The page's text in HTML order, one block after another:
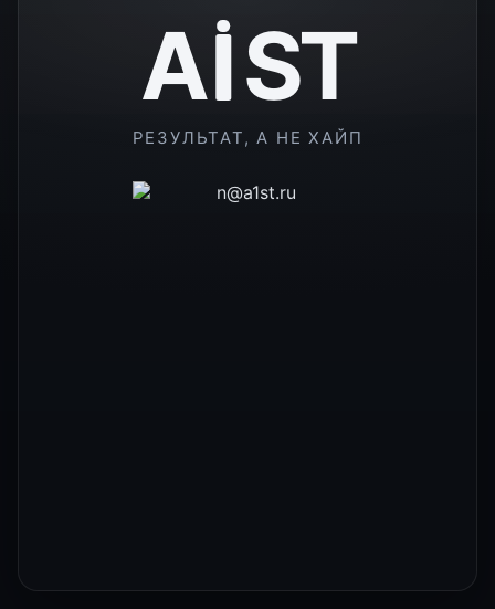
A ST
РЕЗУЛЬТАТ, А НЕ ХАЙП